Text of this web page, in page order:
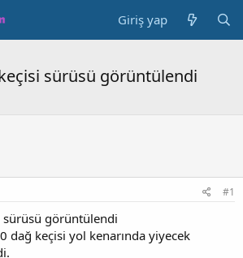
Giriş yap
sürüsü görüntülendi
#1
sürüsü görüntülendi
dağ keçisi yol kenarında yiyecek